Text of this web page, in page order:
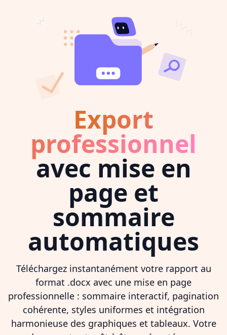
Export
professionnel
avec mise en
page et
sommaire
automatiques
Téléchargez instantanément votre rapport au
format .docx avec une mise en page
professionnelle : sommaire interactif, pagination
cohérente, styles uniformes et intégration
harmonieuse des graphiques et tableaux. Votre